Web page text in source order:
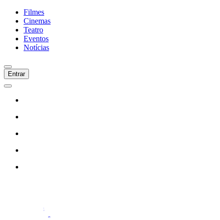
Filmes
Cinemas
Teatro
Eventos
Notícias
Entrar
Filmes
Cinemas